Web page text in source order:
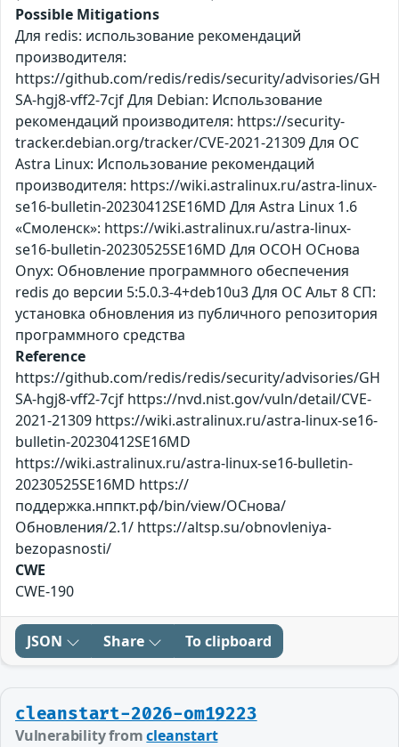
Possible Mitigations
Для redis: использование рекомендаций
производителя:
https://github.com/redis/redis/security/advisories/GH
SA-hgj8-vff2-7cjf Для Debian: Использование
рекомендаций производителя: https://security-
tracker.debian.org/tracker/CVE-2021-21309 Для ОС
Astra Linux: Использование рекомендаций
производителя: https://wiki.astralinux.ru/astra-linux-
se16-bulletin-20230412SE16MD Для Astra Linux 1.6
«Смоленск»: https://wiki.astralinux.ru/astra-linux-
se16-bulletin-20230525SE16MD Для ОСОН ОСнова
Оnyx: Обновление программного обеспечения
redis до версии 5:5.0.3-4+deb10u3 Для ОС Альт 8 СП:
установка обновления из публичного репозитория
программного средства
Reference
https://github.com/redis/redis/security/advisories/GH
SA-hgj8-vff2-7cjf https://nvd.nist.gov/vuln/detail/CVE-
2021-21309 https://wiki.astralinux.ru/astra-linux-se16-
bulletin-20230412SE16MD
https://wiki.astralinux.ru/astra-linux-se16-bulletin-
20230525SE16MD https://
поддержка.нппкт.рф/bin/view/ОСнова/
Обновления/2.1/ https://altsp.su/obnovleniya-
bezopasnosti/
CWE
CWE-190
JSON Share To clipboard
cleanstart-2026-om19223
Vulnerability fromcleanstart